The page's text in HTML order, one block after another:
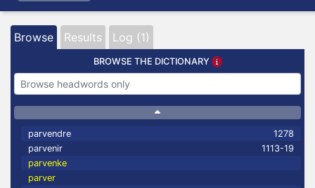
Browse Results Log (1)
BROWSE THE DICTIONARY
parvendre
1278
parvenir
1113-19
parvenke
parver